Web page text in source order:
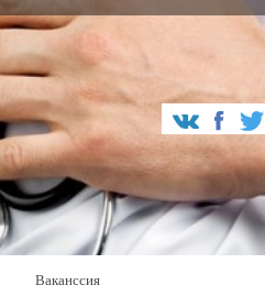
Ваканссия